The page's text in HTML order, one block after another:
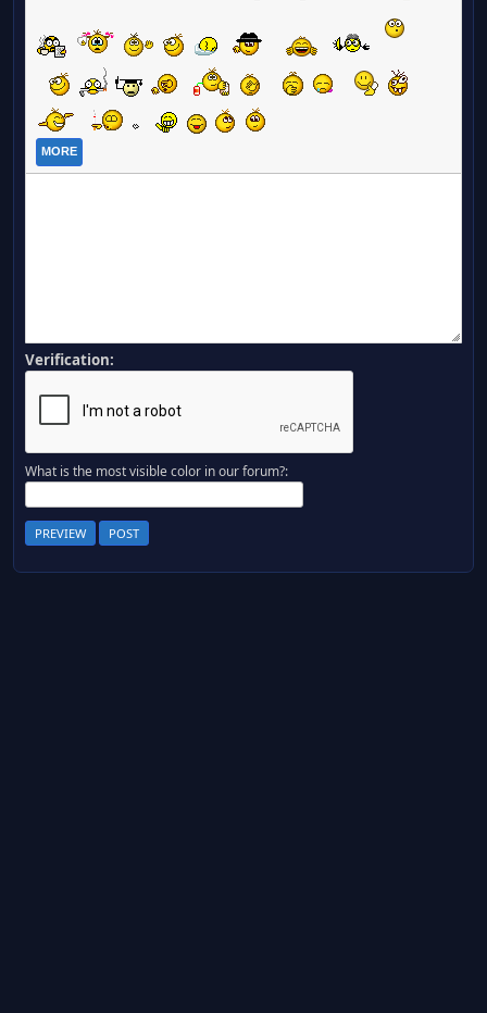
MORE
Verification:
What is the most visible color in our forum?: